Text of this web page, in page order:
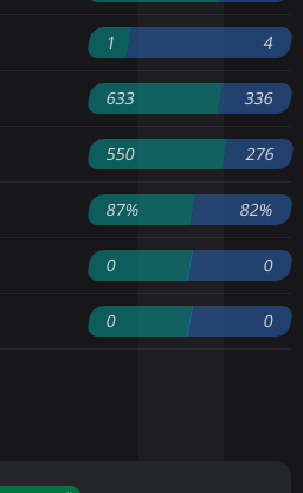
1 4
633 336
550 276
87% 82%
0 0
0 0